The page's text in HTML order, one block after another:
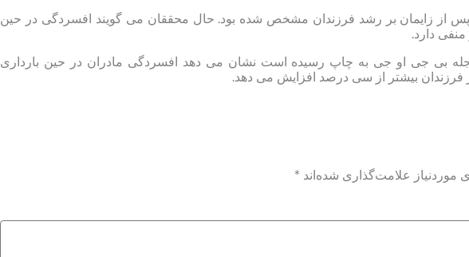
پس از زایمان بر رشد فرزندان مشخص شده بود. حال محققان می گویند افسردگی در حین
منفی دارد.
مجله بی جی او جی به چاپ رسیده است نشان می دهد افسردگی مادران در حین بارداری
فرزندان بیشتر از سی درصد افزایش می دهد.
موردنیاز علامت‌گذاری شده‌اند *